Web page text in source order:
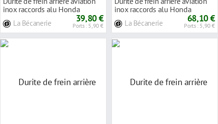
inox raccords alu Honda
La Bécanerie 39,80 €
Ports : 5,90 €
inox raccords alu Honda
La Bécanerie 68,10 €
Ports : 5,90 €